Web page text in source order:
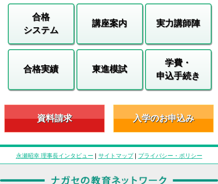
合格
システム
講座案内 実力講師陣
合格実績 東進模試
学費・
申込手続き
資料請求 入学のお申込み
永瀬昭幸 理事長インタビュー | サイトマップ| プライバシー・ポリシー